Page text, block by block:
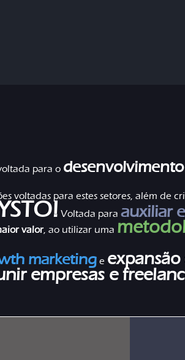
para o
voltadas para estes setores, além de
Voltada para auxiliar
valor, ao utilizar uma
marketing e
empresas e